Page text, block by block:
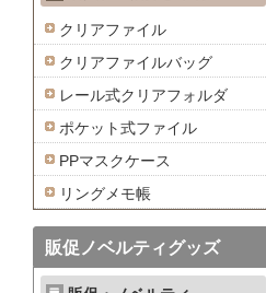
クリアファイル
クリアファイルバッグ
レール式クリアフォルダ
ポケット式ファイル
PPマスクケース
リングメモ帳
販促ノベルティグッズ